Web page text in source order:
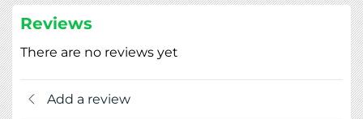
Reviews
There are no reviews yet
Add a review